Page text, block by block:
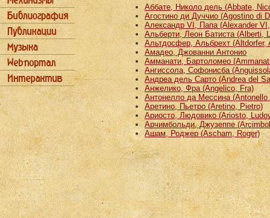
Аббате, Николо дель (Abbate,
Агостино ди Дуччио (Agostino di
Александр VI, Папа (Alexander
Альберти, Леон Батиста (Alberti,
Альтдосфер, Альбрехт (Altdorfer,
Амадео, Джованни Антонио
Амманати, Бартоломео
Ангиссола, Софонисба
Андреа дель Сарто (Andrea del
Анжелико, Фра (Angelico, Fra)
Антонелло да Мессина (Antonello
Аретино, Пьетро (Aretino, Pietro)
Ариосто, Людовико (Ariosto,
Арчимбольди, Джузеппе
Ашам, Роджер (Ascham, Roger)